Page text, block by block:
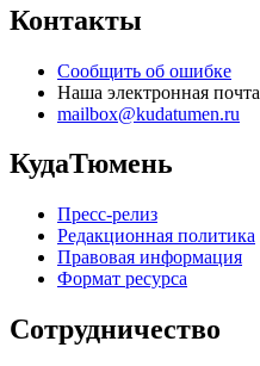
Контакты
Сообщить об ошибке
Наша электронная почта
mailbox@kudatumen.ru
КудаТюмень
Пресс-релиз
Редакционная политика
Правовая информация
Формат ресурса
Сотрудничество